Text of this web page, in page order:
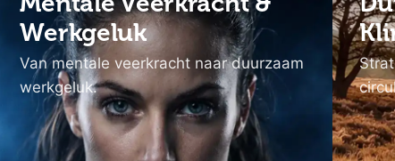
Werkgeluk
Van mentale veerkracht naar duurzaam
werkgeluk.